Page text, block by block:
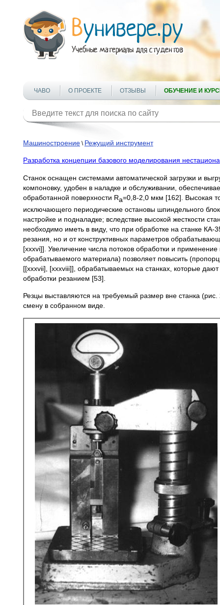
ЧАВО О ПРОЕКТЕ ОТЗЫВЫ ОБУЧЕНИЕ И
Машиностроение \ Режущий инструмент
Разработка концепции базового моделирования
Станок оснащен системами автоматической загрузки и
компоновку, удобен в наладке и обслуживании,
обработанной поверхности Ra=0,8-2,0 мкм [162]. Высокая
исключающего периодические остановы шпиндельного
настройке и подналадке; вследствие высокой жесткости
необходимо иметь в виду, что при обработке на станке
резания, но и от конструктивных параметров
[xxxvi]]. Увеличение числа потоков обработки и
обрабатываемого материала) позволяет повысить
[[xxxvii], [xxxviii]], обрабатываемых на станках, которые
обработки резанием [53].
Резцы выставляются на требуемый размер вне станка
смену в собранном виде.